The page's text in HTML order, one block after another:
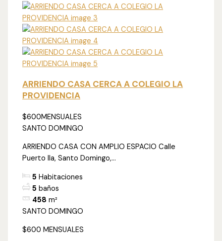
ARRIENDO CASA CERCA A COLEGIO LA
PROVIDENCIA
$600MENSUALES
SANTO DOMINGO
ARRIENDO CASA CON AMPLIO ESPACIO Calle
Puerto Ila, Santo Domingo,...
5 Habitaciones
5 baños
458 m²
SANTO DOMINGO
$600 MENSUALES